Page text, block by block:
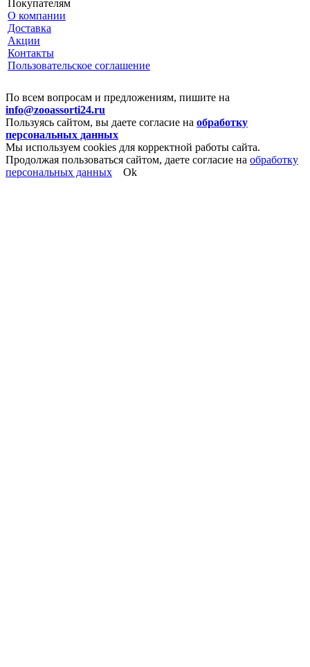
Покупателям
О компании
Доставка
Акции
Контакты
Пользовательское соглашение
По всем вопросам и предложениям, пишите на
info@zooassorti24.ru
Пользуясь сайтом, вы даете согласие на обработку
персональных данных
Мы используем cookies для корректной работы сайта.
Продолжая пользоваться сайтом, даете согласие на обработку
персональных данных
Ok